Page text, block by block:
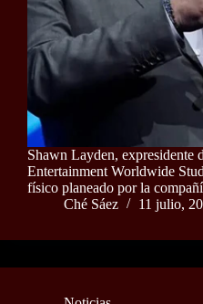
Shawn Layden, expresidente
Entertainment Worldwide
físico planeado por la
Ché Sáez
11 julio,